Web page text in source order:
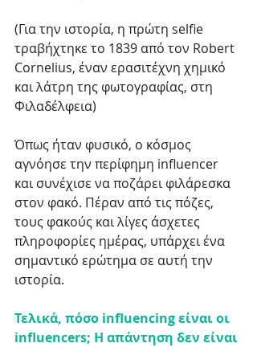
(Για την ιστορία, η πρώτη selfie
τραβήχτηκε το 1839 από τον Robert
Cornelius, έναν ερασιτέχνη χημικό
και λάτρη της φωτογραφίας, στη
Φιλαδέλφεια)
Όπως ήταν φυσικό, ο κόσμος
αγνόησε την περίφημη influencer
και συνέχισε να ποζάρει φιλάρεσκα
στον φακό. Πέραν από τις πόζες,
τους φακούς και λίγες άσχετες
πληροφορίες ημέρας, υπάρχει ένα
σημαντικό ερώτημα σε αυτή την
ιστορία.
Τελικά, πόσο influencing είναι οι
influencers; Η απάντηση δεν είναι